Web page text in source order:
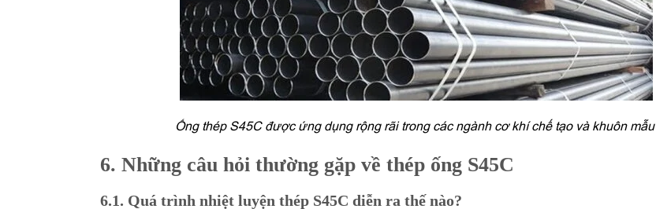
Ống thép S45C được ứng dụng rộng rãi trong các ngành cơ khí chế tạo và khuôn mẫu
6. Những câu hỏi thường gặp về thép ống S45C
6.1. Quá trình nhiệt luyện thép S45C diễn ra thế nào?